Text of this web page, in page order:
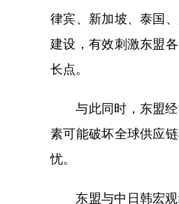
律宾、新加坡、泰国
建设，有效刺激东盟
长点。
与此同时，东盟经
素可能破坏全球供应
忧。
东盟与中日韩宏观